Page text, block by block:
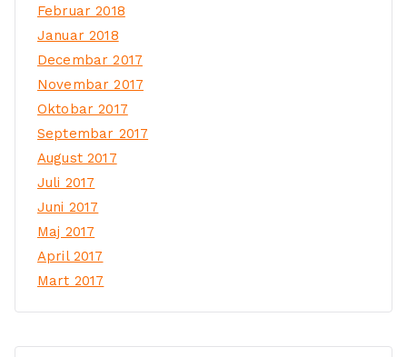
Februar 2018
Januar 2018
Decembar 2017
Novembar 2017
Oktobar 2017
Septembar 2017
August 2017
Juli 2017
Juni 2017
Maj 2017
April 2017
Mart 2017